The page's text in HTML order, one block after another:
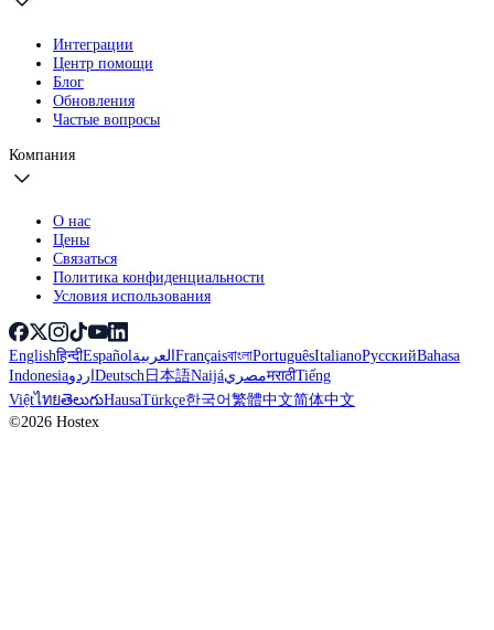
Интеграции
Центр помощи
Блог
Обновления
Частые вопросы
Компания
О нас
Цены
Связаться
Политика конфиденциальности
Условия использования
Englishहिन्दीEspañolالعربيةFrançaisবাংলাPortuguêsItalianoРусскийBahasa
IndonesiaاردوDeutsch日本語NaijáمصريमराठीTiếng
ViệtไทยతెలుగుHausaTürkçe한국어繁體中文简体中文
©2026 Hostex